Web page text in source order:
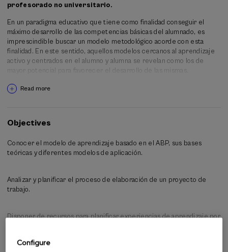
profesorado no universitario.
En un paradigma educativo que tiene como finalidad conseguir el
máximo desarrollo de las competencias básicas del alumnado, es
imprescindible buscar un modelo metodológico acorde con esta
finalidad. En este sentido, aquellos modelos cercanos al aprendizaje
activo y centrados en el alumno y alumna se revelan como los de
mayor potencial para favorecer el desarrollo de las mismas.
Entre estos modelos, el Aprendizaje basado en proyectos (ABP)
de temas sociales, culturales... en el aula, define con claridad un
favorece la motivación e implicación del alumnado en la realización de
la misma, implica la comunicación de lo realizado fuera del centro con
Por estas razones, uno de los retos del profesorado para avanzar en
el nuevo paradigma competencial es la utilización de esta propuesta
para poder plantear y desarrollar en sus aulas un proyecto de trabajo
Read more
Objectives
Conocer el modelo de aprendizaje basado en el ABP, sus bases
teóricas y diferentes modelos de aplicación.
Analizar y planificar el proceso de elaboración de un proyecto de
trabajo.
Disponer de recursos para planificar experiencias de aprendizaje por
Read more
Configure